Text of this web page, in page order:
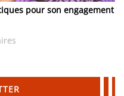
pour son engagement